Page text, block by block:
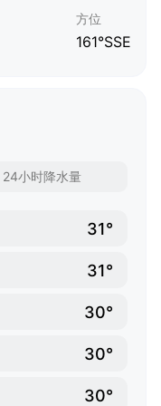
方位
161°SSE
24小时降水量
31°
31°
30°
30°
30°